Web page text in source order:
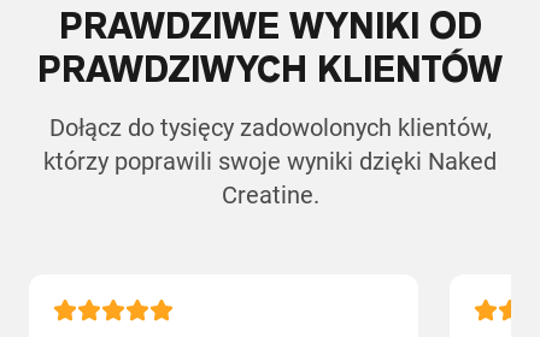
PRAWDZIWE WYNIKI OD
PRAWDZIWYCH KLIENTÓW
Dołącz do tysięcy zadowolonych klientów,
którzy poprawili swoje wyniki dzięki Naked
Creatine.